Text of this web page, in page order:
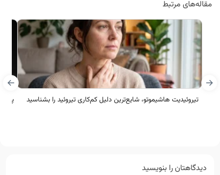
مقاله‌های مرتبط
تیروئیدیت هاشیموتو، شایع‌ترین دلیل کم‌کاری تیروئید را بشناسید
دیدگاهتان را بنویسید